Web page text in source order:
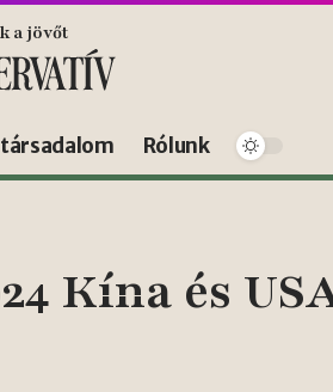
a jövőt
Rólunk
Kína és